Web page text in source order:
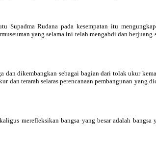
Supadma Rudana pada kesempatan itu
yang selama ini telah mengabdi dan berjuang
dan dikembangkan sebagai bagian dari tolak ukur
dan terarah selaras perencanaan pembangunan yang
merefleksikan bangsa yang besar adalah bangsa